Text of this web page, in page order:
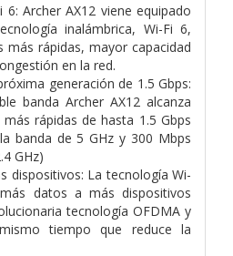
6: Archer AX12 viene equipado
inalámbrica, Wi-Fi 6,
más rápidas, mayor capacidad
en la red.
generación de 1.5 Gbps:
banda Archer AX12 alcanza
rápidas de hasta 1.5 Gbps
banda de 5 GHz y 300 Mbps
GHz)
dispositivos: La tecnología Wi-
datos a más dispositivos
tecnología OFDMA y
tiempo que reduce la